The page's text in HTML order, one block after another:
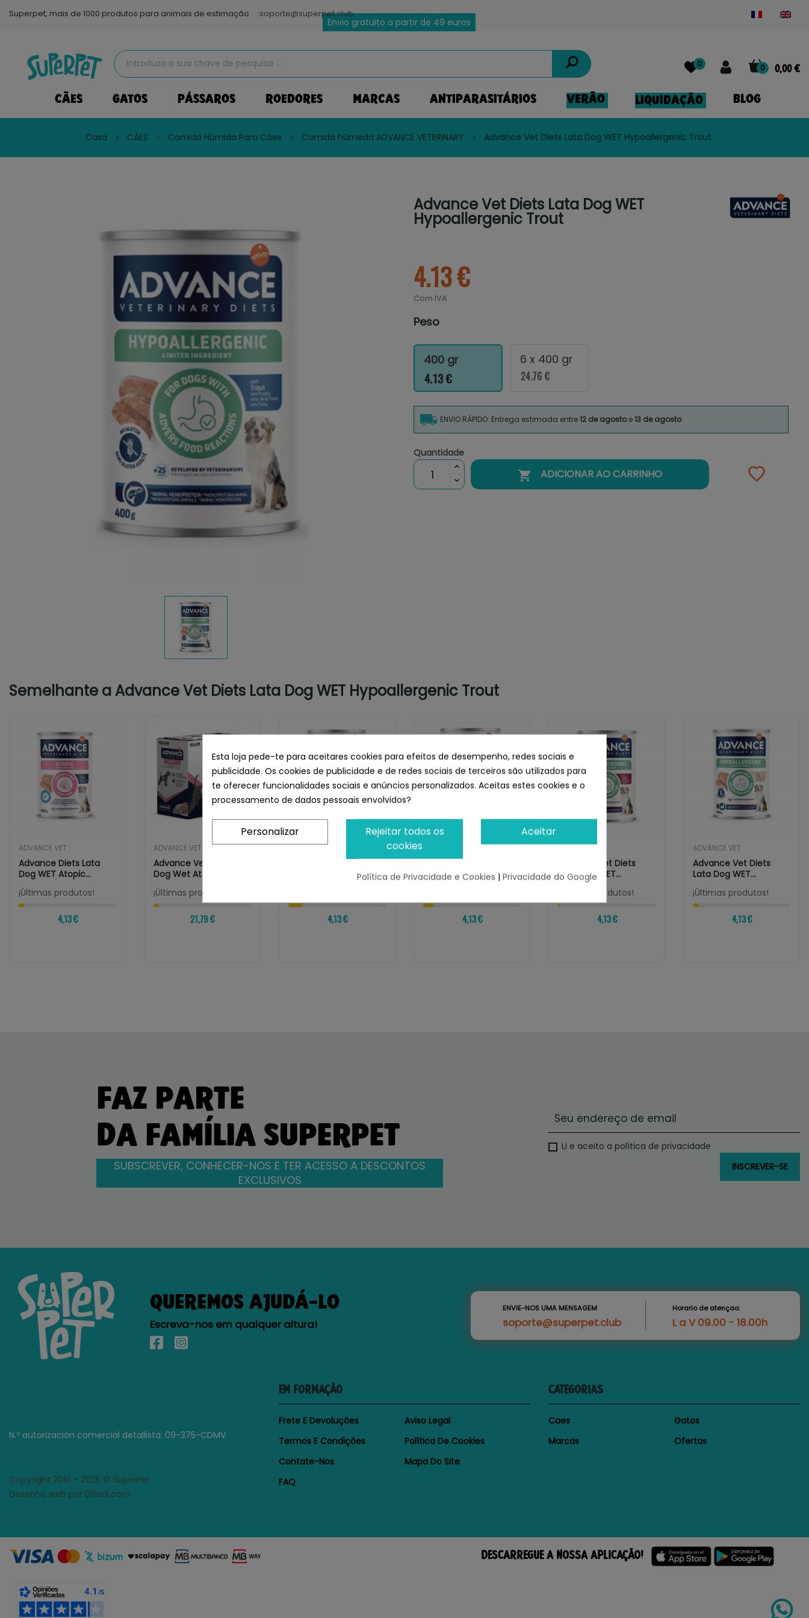
Superpet, mais de 1000 produtos para animais de estimação. soporte@superpet.club
Envio gratuito a partir de 49 euros
0 0,00 €
0
CÃES GATOS PÁSSAROS ROEDORES MARCAS ANTIPARASITÁRIOS VERÃO LIQUIDAÇÃO BLOG
Casa CÃES Comida Húmida Para Câes Comida húmeda ADVANCE VETERINARY Advance Vet Diets Lata Dog WET Hypoallergenic Trout
Advance Vet Diets Lata Dog WET
Hypoallergenic Trout
4.13 €
Com IVA
Peso
400 gr
4.13 €
6 x 400 gr
24.76 €
ENVIO RÁPIDO: Entrega estimada entre12 de agostoe13 de agosto
Quantidade
 ADICIONAR AO CARRINHO
Semelhante a Advance Vet Diets Lata Dog WET Hypoallergenic Trout
ADVANCE VET
Advance Diets Lata
Dog WET Atopic
Medium/Maxi
¡Últimas produtos!
4,13 €
ADVANCE VET
Advance Veterinary
Dog Wet Atopic
¡Últimas produtos!
21,79 €
ADVANCE VET
Lata Dog WET Weight
4,13 €
Lata Dog WET
Hypoallergenic Pork
4,13 €
ADVANCE VET
Advance Vet Diets
Lata Dog WET
Hypoallergenic Lamb
¡Últimas produtos!
4,13 €
ADVANCE VET
Advance Vet Diets
Lata Dog WET
Hypoallergenic Duck
¡Últimas produtos!
4,13 €
FAZ PARTE
DA FAMÍLIA SUPERPET
SUBSCREVER, CONHECER-NOS E TER ACESSO A DESCONTOS
EXCLUSIVOS
Li e aceito a política de privacidade
QUEREMOS AJUDÁ-LO
Escreva-nos em qualquer altura!
ENVIE-NOS UMA MENSAGEM
soporte@superpet.club
Horario de atençao:
L a V 09.00 - 18.00h
N.º autorización comercial detallista: 09-375-CDMV
Copyright 2016 - 2025 © SuperPet
Desenho web por Difadi.com
EM FORMAÇÃO
Frete E Devoluções
Aviso Legal
Termos E Condições
Política De Cookies
Contate-Nos
Mapa Do Site
FAQ
CATEGORIAS
Caes
Gatos
Marcas
Ofertas
DESCARREGUE A NOSSA APLICAÇÃO!
Esta loja pede-te para aceitares cookies para efeitos de desempenho, redes sociais e
publicidade. Os cookies de publicidade e de redes sociais de terceiros são utilizados para
te oferecer funcionalidades sociais e anúncios personalizados. Aceitas estes cookies e o
processamento de dados pessoais envolvidos?
Aceitar
Rejeitar todos os
cookies
Personalizar
Política de Privacidade e Cookies | Privacidade do Google